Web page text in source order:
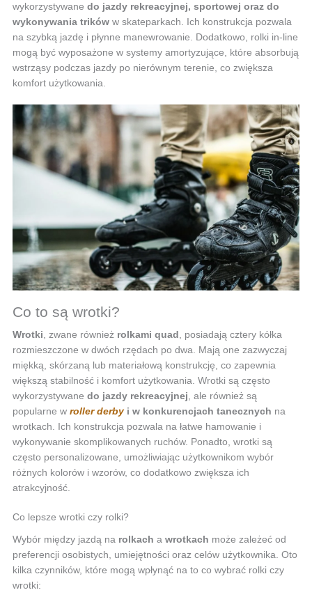
wykorzystywane do jazdy rekreacyjnej, sportowej oraz do
wykonywania trikóww skateparkach. Ich konstrukcja pozwala
na szybką jazdę i płynne manewrowanie. Dodatkowo, rolki in-line
mogą być wyposażone w systemy amortyzujące, które absorbują
wstrząsy podczas jazdy po nierównym terenie, co zwiększa
komfort użytkowania.
Co to są wrotki?
Wrotki , zwane również rolkami quad , posiadają cztery kółka
rozmieszczone w dwóch rzędach po dwa. Mają one zazwyczaj
miękką, skórzaną lub materiałową konstrukcję, co zapewnia
większą stabilność i komfort użytkowania. Wrotki są często
wykorzystywane do jazdy rekreacyjnej , ale również są
popularne w roller derby i w konkurencjach tanecznych na
wrotkach. Ich konstrukcja pozwala na łatwe hamowanie i
wykonywanie skomplikowanych ruchów. Ponadto, wrotki są
często personalizowane, umożliwiając użytkownikom wybór
różnych kolorów i wzorów, co dodatkowo zwiększa ich
atrakcyjność.
Co lepsze wrotki czy rolki?
Wybór między jazdą na rolkach a wrotkach może zależeć od
preferencji osobistych, umiejętności oraz celów użytkownika. Oto
kilka czynników, które mogą wpłynąć na to co wybrać rolki czy
wrotki: